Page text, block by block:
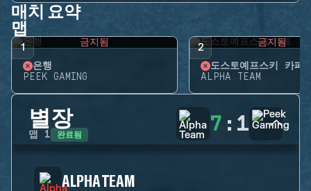
매치 요약
맵
1 금지됨
은행
PEEK GAMING
2 금지됨
도스토예프스키 카페
ALPHA TEAM
별장
맵 1 완료됨 7 : 1
ALPHA TEAM